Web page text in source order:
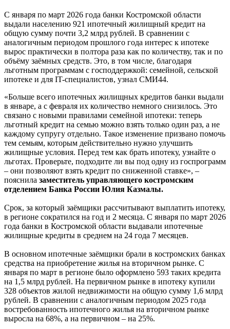
С января по март 2026 года банки Костромской области
выдали населению 921 ипотечный жилищный кредит на
общую сумму почти 3,2 млрд рублей. В сравнении с
аналогичным периодом прошлого года интерес к ипотеке
вырос практически в полтора раза как по количеству, так и по
объёму заёмных средств. Это, в том числе, благодаря
льготным программам с господдержкой: семейной, сельской
ипотеке и для IT-специалистов, узнал СМИ44.
«Больше всего ипотечных жилищных кредитов банки выдали
в январе, а с февраля их количество немного снизилось. Это
связано с новыми правилами семейной ипотеки: теперь
льготный кредит на семью можно взять только один раз, а не
каждому супругу отдельно. Такое изменение призвано помочь
тем семьям, которым действительно нужно улучшить
жилищные условия. Перед тем как брать ипотеку, узнайте о
льготах. Проверьте, подходите ли вы под одну из госпрограмм
– они позволяют взять кредит по сниженной ставке», –
пояснила заместитель управляющего костромским
отделением Банка России Юлия Казмалы.
Срок, за который заёмщики рассчитывают выплатить ипотеку,
в регионе сократился на год и 2 месяца. С января по март 2026
года банки в Костромской области выдавали ипотечные
жилищные кредиты в среднем на 24 года 7 месяцев.
В основном ипотечные заёмщики брали в костромских банках
средства на приобретение жилья на вторичном рынке. С
января по март в регионе было оформлено 593 таких кредита
на 1,5 млрд рублей. На первичном рынке в ипотеку купили
328 объектов жилой недвижимости на общую сумму 1,6 млрд
рублей. В сравнении с аналогичным периодом 2025 года
востребованность ипотечного жилья на вторичном рынке
выросла на 68%, а на первичном – на 25%.